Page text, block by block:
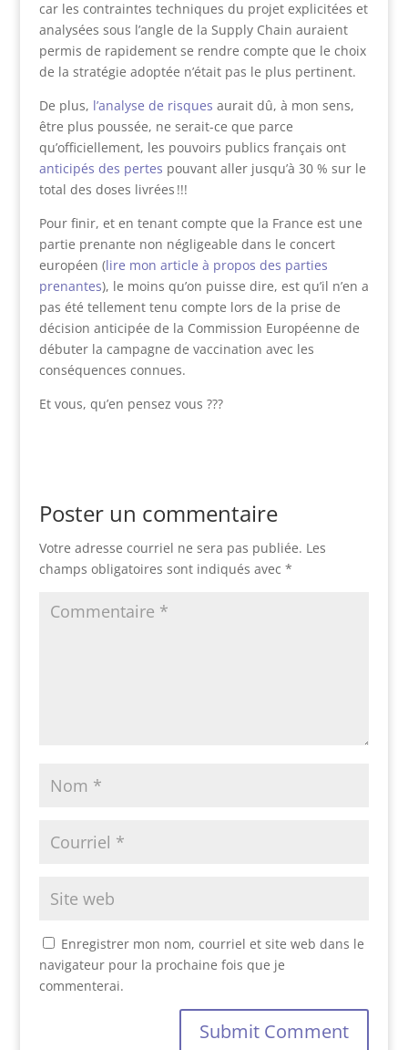
car les contraintes techniques du projet explicitées et
analysées sous l’angle de la Supply Chain auraient
permis de rapidement se rendre compte que le choix
de la stratégie adoptée n’était pas le plus pertinent.
De plus, l’analyse de risques aurait dû, à mon sens,
être plus poussée, ne serait-ce que parce
qu’officiellement, les pouvoirs publics français ont
anticipés des pertes pouvant aller jusqu’à 30 % sur le
total des doses livrées !!!
Pour finir, et en tenant compte que la France est une
partie prenante non négligeable dans le concert
européen (lire mon article à propos des parties
prenantes), le moins qu’on puisse dire, est qu’il n’en a
pas été tellement tenu compte lors de la prise de
décision anticipée de la Commission Européenne de
débuter la campagne de vaccination avec les
conséquences connues.
Et vous, qu’en pensez vous ???
Votre adresse courriel ne sera pas publiée. Les
champs obligatoires sont indiqués avec *
Enregistrer mon nom, courriel et site web dans le
navigateur pour la prochaine fois que je
commenterai.